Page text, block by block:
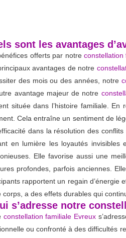
sont les avantages
offerts par notre constellation
avantages de notre
des mois ou des années, notre
avantage majeur de notre
située dans l’histoire familiale.
Cela entraîne un sentiment de
dans la résolution des
en lumière les loyautés invisibles
Elle favorise aussi une
profondes, parfois anciennes.
rapportent un regain d’énergie
corps, a des effets durables qui
s’adresse notre
constellation familiale Evreux
ou confronté à des difficultés